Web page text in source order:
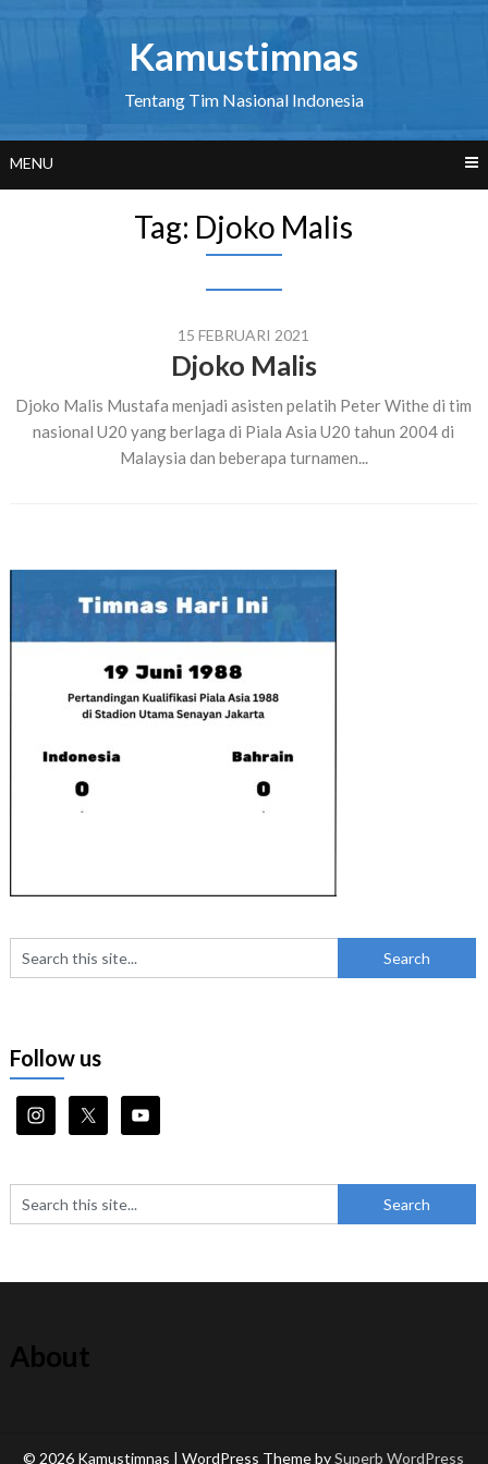
Kamustimnas
Tentang Tim Nasional Indonesia
MENU
Tag: Djoko Malis
15 FEBRUARI 2021
Djoko Malis
Djoko Malis Mustafa menjadi asisten pelatih Peter Withe di tim
nasional U20 yang berlaga di Piala Asia U20 tahun 2004 di
Malaysia dan beberapa turnamen...
Follow us
About
© 2026 Kamustimnas | WordPress Theme bySuperb WordPress